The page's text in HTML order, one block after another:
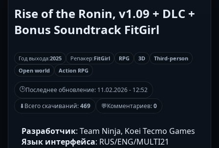
Rise of the Ronin, v1.09 + DLC +
Bonus Soundtrack FitGirl
Год выхода:2025 Репакер:FitGirl RPG 3D
Third-person
Open world
Action RPG
🕒Последнее обновление: 11.02.2026 - 12:52
⬇Всего скачиваний:469 💬Комментариев:0
Разработчик: Team Ninja, Koei Tecmo Games
Язык интерфейса: RUS/ENG/MULTI21